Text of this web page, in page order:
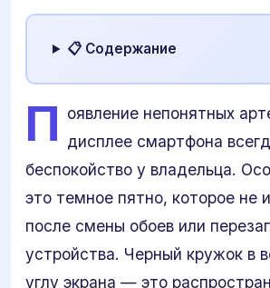
📋 Содержание
П оявление непонятных
дисплее смартфона
беспокойство у владельца.
это темное пятно, которое не
после смены обоев или
устройства. Черный кружок в
углу экрана — это